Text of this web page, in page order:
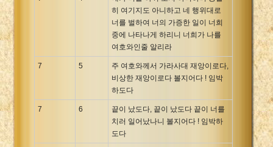
히 여기지도 아니하고 네 행위대로
너를 벌하여 너의 가증한 일이 너희
중에 나타나게 하리니 너희가 나를
여호와인줄 알리라
7 5
주 여호와께서 가라사대 재앙이로다,
비상한 재앙이로다 볼지어다 ! 임박
하도다
7 6
끝이 났도다, 끝이 났도다 끝이 너를
치러 일어났나니 볼지어다 ! 임박하
도다